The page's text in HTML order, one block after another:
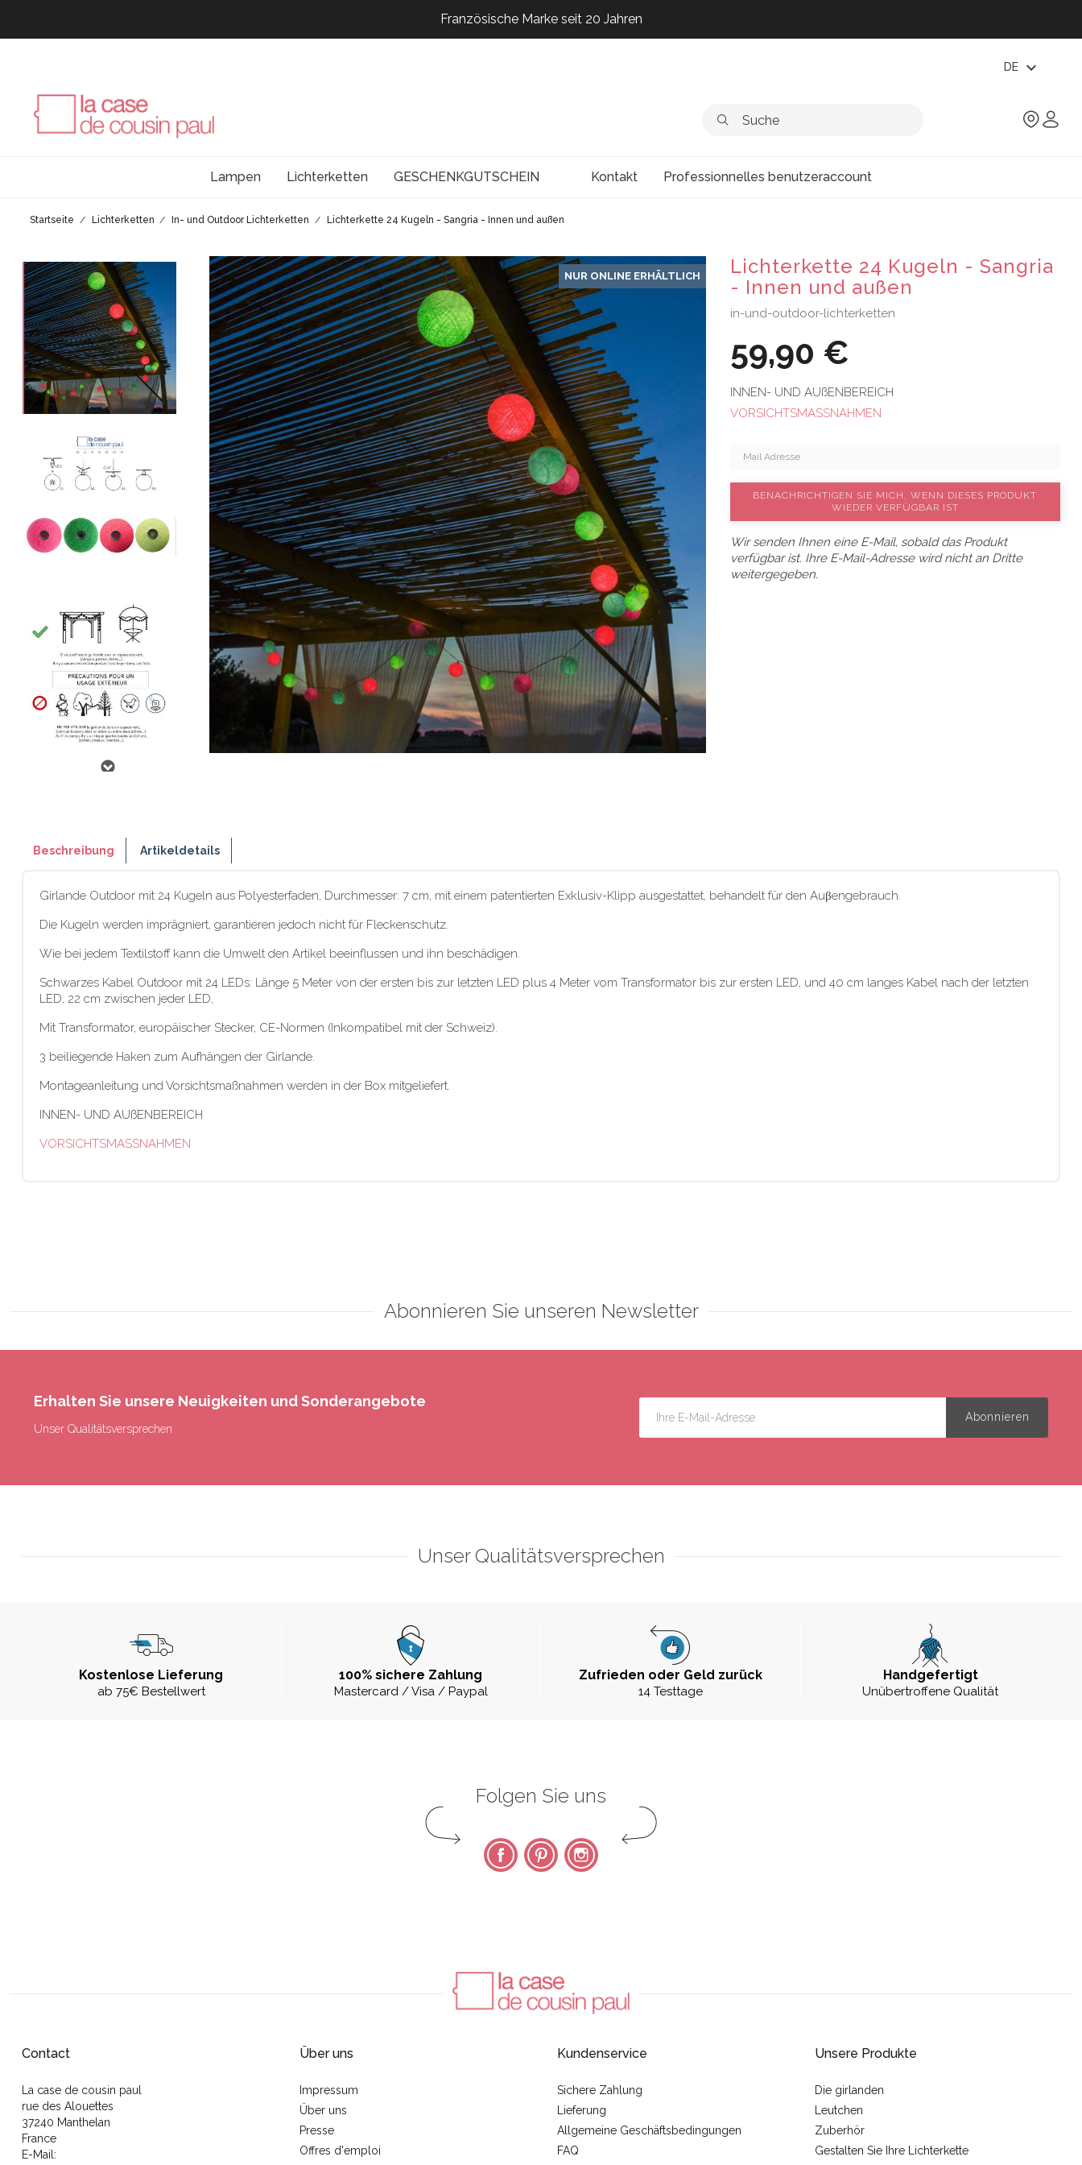
Französische Marke seit 20 Jahren
Französische Marke seit 20 Jahren
DE expand_more
Lampen Lichterketten GESCHENKGUTSCHEIN Kontakt Professionnelles benutzeraccount
Startseite Lichterketten In- und Outdoor Lichterketten Lichterkette 24 Kugeln - Sangria - Innen und außen
NUR ONLINE ERHÄLTLICH
Lichterkette 24 Kugeln - Sangria
- Innen und außen
in-und-outdoor-lichterketten
59,90 €
INNEN- UND AUßENBEREICH
VORSICHTSMASSNAHMEN
BENACHRICHTIGEN SIE MICH, WENN DIESES PRODUKT
WIEDER VERFÜGBAR IST
Wir senden Ihnen eine E-Mail, sobald das Produkt
verfügbar ist. Ihre E-Mail-Adresse wird nicht an Dritte
weitergegeben.
Beschreibung Artikeldetails
Girlande Outdoor mit 24 Kugeln aus Polyesterfaden, Durchmesser: 7 cm, mit einem patentierten Exklusiv-Klipp ausgestattet, behandelt für den Auβengebrauch.
Die Kugeln werden imprägniert, garantieren jedoch nicht für Fleckenschutz.
Wie bei jedem Textilstoff kann die Umwelt den Artikel beeinflussen und ihn beschädigen.
Schwarzes Kabel Outdoor mit 24 LEDs: Länge 5 Meter von der ersten bis zur letzten LED plus 4 Meter vom Transformator bis zur ersten LED, und 40 cm langes Kabel nach der letzten
LED, 22 cm zwischen jeder LED,
Mit Transformator, europäischer Stecker, CE-Normen (Inkompatibel mit der Schweiz).
3 beiliegende Haken zum Aufhängen der Girlande.
Montageanleitung und Vorsichtsmaßnahmen werden in der Box mitgeliefert.
INNEN- UND AUßENBEREICH
VORSICHTSMASSNAHMEN
Abonnieren Sie unseren Newsletter
Erhalten Sie unsere Neuigkeiten und Sonderangebote
Unser Qualitätsversprechen
Unser Qualitätsversprechen
Kostenlose Lieferung
ab 75€ Bestellwert
100% sichere Zahlung
Mastercard / Visa / Paypal
Zufrieden oder Geld zurück
14 Testtage
Handgefertigt
Unübertroffene Qualität
Folgen Sie uns
FacebookPinterest Instagram
Contact
La case de cousin paul
rue des Alouettes
37240 Manthelan
France
E-Mail:
Über uns
Impressum
Über uns
Presse
Offres d'emploi
Kundenservice
Sichere Zahlung
Lieferung
Allgemeine Geschäftsbedingungen
FAQ
Unsere Produkte
Die girlanden
Leutchen
Zuberhör
Gestalten Sie Ihre Lichterkette